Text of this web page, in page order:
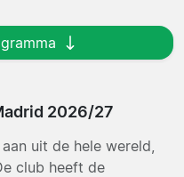
2026/27
uit de hele wereld,
club heeft de